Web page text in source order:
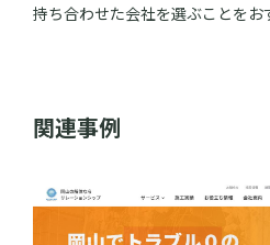
持ち合わせた会社を選ぶことをお
関連事例